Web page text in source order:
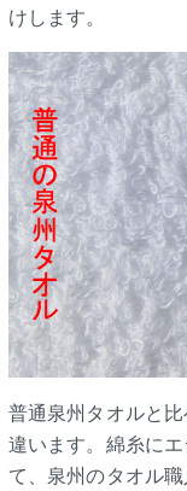
けします。
普通泉州タオルと
違います。綿糸に
て、泉州のタオル